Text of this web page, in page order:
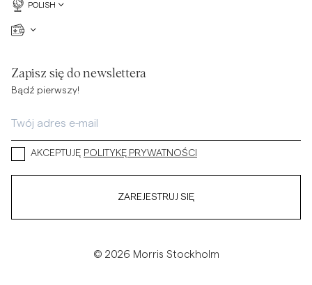
POLISH
Zapisz się do newslettera
Bądź pierwszy!
AKCEPTUJĘ POLITYKĘ PRYWATNOŚCI
ZAREJESTRUJ SIĘ
© 2026 Morris Stockholm